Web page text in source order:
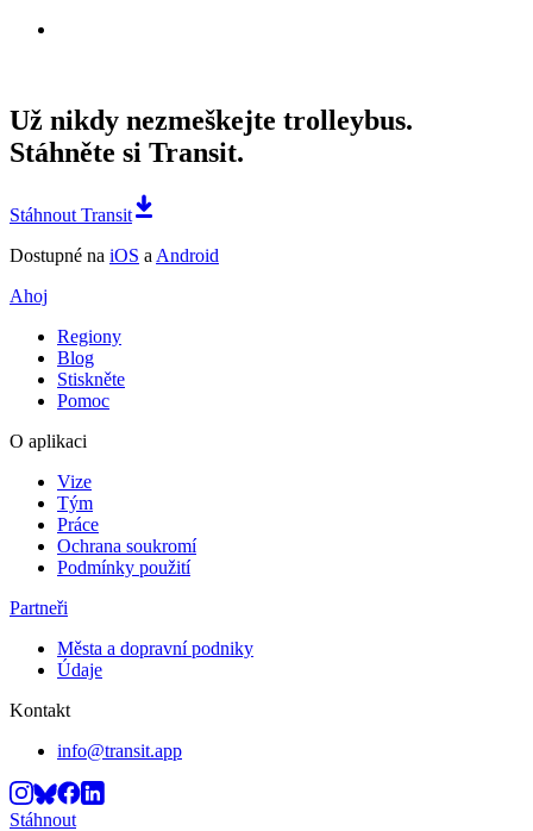
Už nikdy nezmeškejte trolleybus.
Stáhněte si Transit.
Stáhnout Transit
Dostupné na iOS a Android
Ahoj
Regiony
Blog
Stiskněte
Pomoc
O aplikaci
Vize
Tým
Práce
Ochrana soukromí
Podmínky použití
Partneři
Města a dopravní podniky
Údaje
Kontakt
info@transit.app
Stáhnout